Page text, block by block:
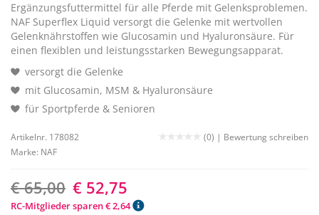
Ergänzungsfuttermittel für alle Pferde mit Gelenksproblemen.
NAF Superflex Liquid versorgt die Gelenke mit wertvollen
Gelenknährstoffen wie Glucosamin und Hyaluronsäure. Für
einen flexiblen und leistungsstarken Bewegungsapparat.
versorgt die Gelenke
mit Glucosamin, MSM & Hyaluronsäure
für Sportpferde & Senioren
Artikelnr. 178082 (0) | Bewertung schreiben
Marke: NAF
€ 65,00 € 52,75
RC-Mitglieder sparen € 2,64